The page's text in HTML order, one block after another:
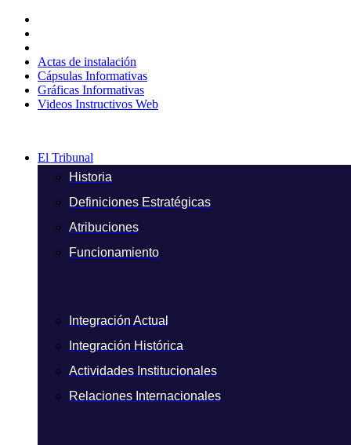
contenido
Actas de instalación
Cápsulas Informativas
Gráficas Informativas
Videos Instructivos Web
El Tribunal
Historia
Definiciones Estratégicas
Atribuciones
Funcionamiento
Integración Actual
Integración Histórica
Actividades Institucionales
Relaciones Internacionales